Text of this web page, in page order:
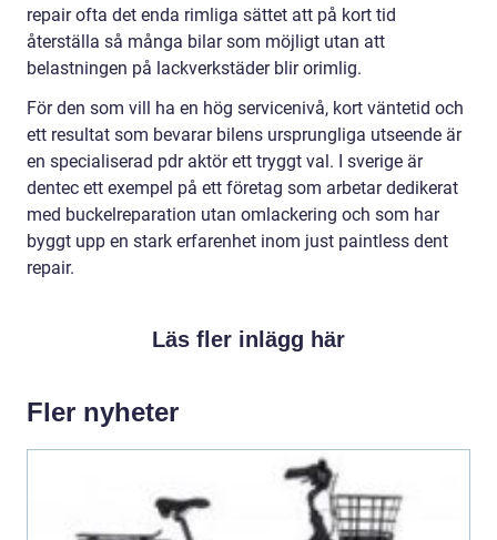
repair ofta det enda rimliga sättet att på kort tid
återställa så många bilar som möjligt utan att
belastningen på lackverkstäder blir orimlig.
För den som vill ha en hög servicenivå, kort väntetid och
ett resultat som bevarar bilens ursprungliga utseende är
en specialiserad pdr aktör ett tryggt val. I sverige är
dentec ett exempel på ett företag som arbetar dedikerat
med buckelreparation utan omlackering och som har
byggt upp en stark erfarenhet inom just paintless dent
repair.
Läs fler inlägg här
Fler nyheter